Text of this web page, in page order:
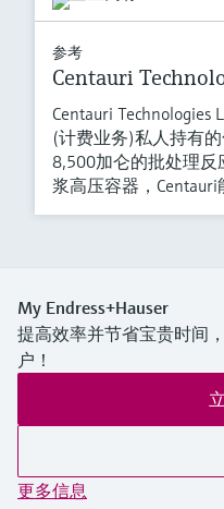
参考
Centauri
Centauri
(计费业务)私人持有
8,500加仑的批处理
浆高压容器，Centauri
My Endress+Hauser
提高效率并节省宝贵时间
户！
更多信息